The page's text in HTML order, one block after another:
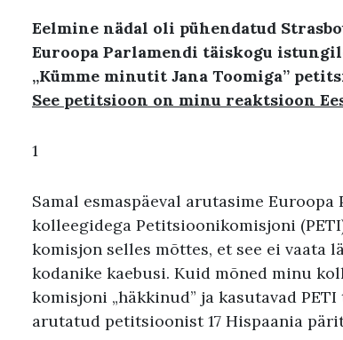
Eelmine nädal oli pühendatud
Euroopa Parlamendi täiskogu
„Kümme minutit Jana Toomiga”
See petitsioon on minu reaktsioon
1
Samal esmaspäeval arutasime
kolleegidega Petitsioonikomisjoni
komisjon selles mõttes, et see ei vaata
kodanike kaebusi. Kuid mõned minu
komisjoni „häkkinud” ja kasutavad
arutatud petitsioonist 17 Hispaania